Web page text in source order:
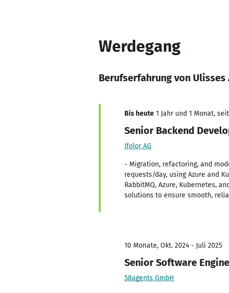
Werdegang
Berufserfahrung von Ulisses
Bis heute 1 Jahr und 1 Monat,
Senior Backend
Ifolor AG
- Migration, refactoring, and
requests/day, using Azure and
RabbitMQ, Azure, Kubernetes,
solutions to ensure smooth,
10 Monate, Okt. 2024 - Juli 2025
Senior Software
58agents GmbH